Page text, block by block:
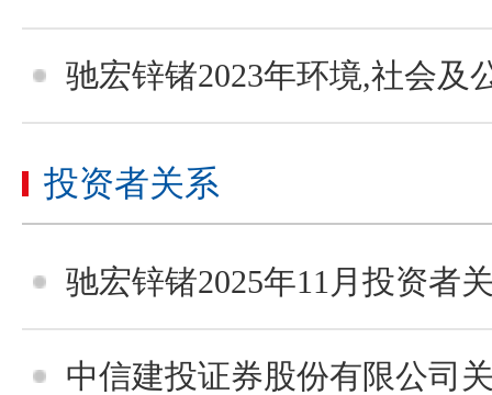
驰宏锌锗2023年环境,社会及公司
投资者关系
驰宏锌锗2025年11月投资者
中信建投证券股份有限公司关于云南驰宏锌锗股份有限公司